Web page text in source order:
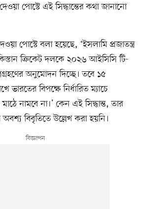
পোস্টে এই সিদ্ধান্তের কথা জানানো
পোস্টে বলা হয়েছে, ‘ইসলামি প্রজাতন্ত্র
ক্রিকেট দলকে ২০২৬ আইসিসি টি-
অনুমোদন দিচ্ছে। তবে ১৫
ভারতের বিপক্ষে নির্ধারিত ম্যাচে
নামবে না।’ কেন এই সিদ্ধান্ত, তার
অবশ্য বিবৃতিতে উল্লেখ করা হয়নি।